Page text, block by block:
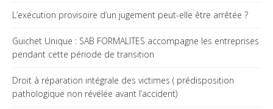
L’exécution provisoire d’un jugement peut-elle être arrêtée ?
Guichet Unique : SAB FORMALITES accompagne les entreprises
pendant cette période de transition
Droit à réparation intégrale des victimes ( prédisposition
pathologique non révélée avant l’accident)